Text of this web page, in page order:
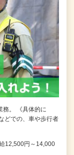
務。 《具体的に
どでの、車や歩行者
12,500円～14,000